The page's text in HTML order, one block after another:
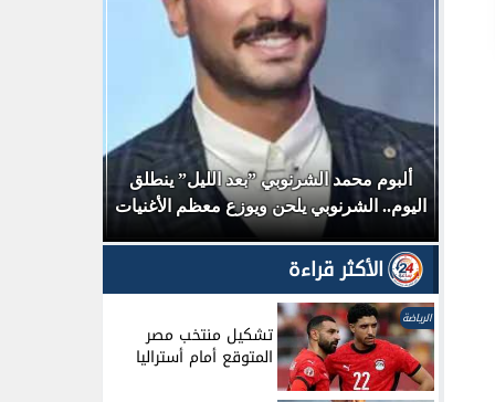
ألبوم محمد الشرنوبي ”بعد الليل” ينطلق
اليوم.. الشرنوبي يلحن ويوزع معظم الأغنيات
الأكثر قراءة
الرياضة
تشكيل منتخب مصر
المتوقع أمام أستراليا